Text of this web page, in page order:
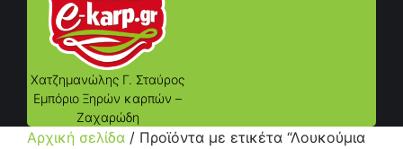
Χατζημανώλης Γ. Σταύρος
Εμπόριο Ξηρών καρπών –
Ζαχαρώδη
Αρχική σελίδα / Προϊόντα με ετικέτα “Λουκούμια